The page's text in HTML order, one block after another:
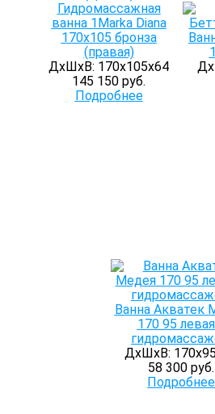
Гидромассажная
ванна 1Marka Diana
170х105 бронза
(правая)
ДхШхВ: 170х105х64
145 150 руб.
Подробнее
Ванна Акватек
170 95
ДхШхВ:
58 300 руб.
Подробнее